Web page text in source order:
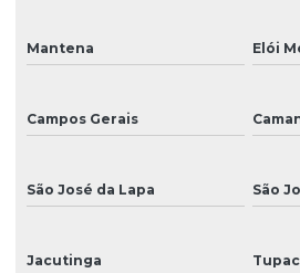
Mantena Elói
Campos Gerais
São José da Lapa São
Jacutinga